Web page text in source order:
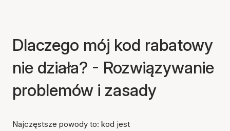
Dlaczego mój kod rabatowy
nie działa? - Rozwiązywanie
problemów i zasady
Najczęstsze powody to: kod jest